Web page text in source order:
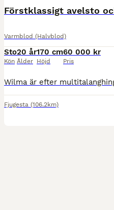
Förstklassigt avelsto
Varmblod (Halvblod)
Sto
Kön
20 år
Ålder
170 cm
Höjd
60 000 kr
Pris
Fjugesta (106.2km)